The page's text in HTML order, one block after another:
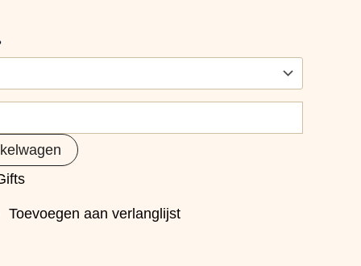
Toevoegen aan verlanglijst